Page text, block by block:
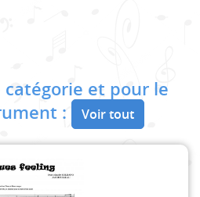
catégorie et pour le
:
Voir tout